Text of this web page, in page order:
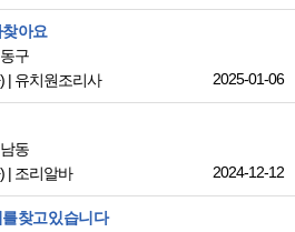
아요
구
| 유치원조리사 2025-01-06
동
| 조리알바 2024-12-12
찾고있습니다